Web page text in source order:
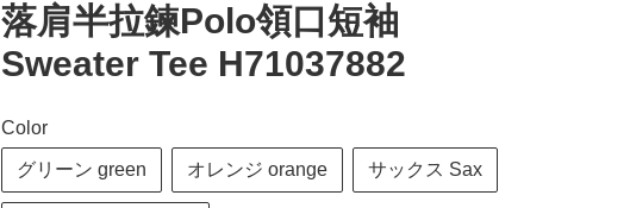
落肩半拉鍊Polo領口短袖
Sweater Tee H71037882
Color
グリーン green オレンジ orange サックス Sax